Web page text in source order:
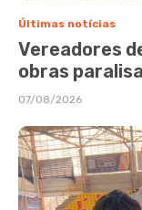
Últimas notícias
Vereadores
obras
07/08/2026